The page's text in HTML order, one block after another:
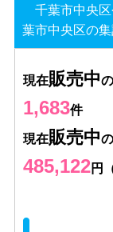
千葉市中央区
葉市中央区の集
現在販売中
1,683件
現在販売中
485,122円